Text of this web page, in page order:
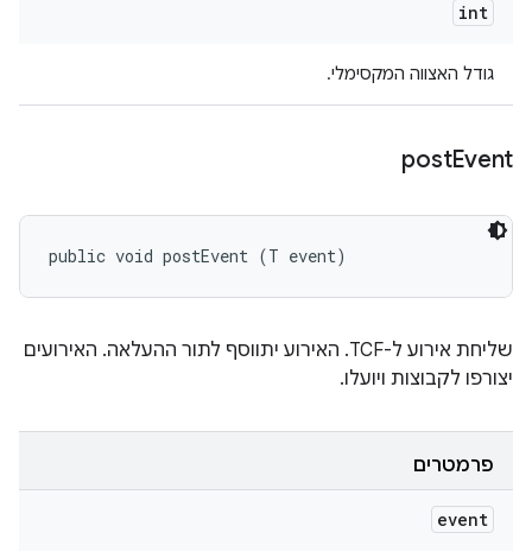
int
גודל האצווה המקסימלי.
postEvent
public void postEvent (T event)
שליחת אירוע ל-TCF. האירוע יתווסף לתור ההעלאה. האירועים
יצורפו לקבוצות ויועלו.
פרמטרים
event